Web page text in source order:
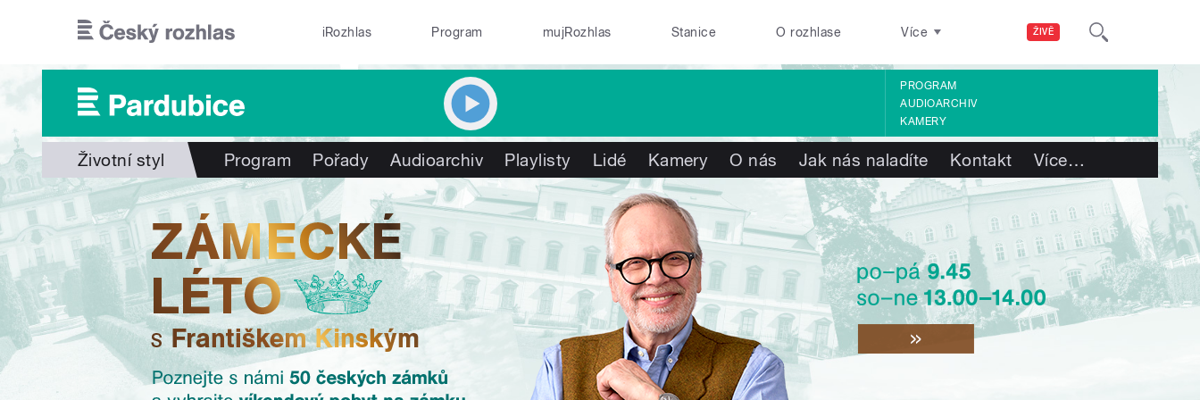
ŽIVĚ
iRozhlas Program mujRozhlas Stanice O rozhlase Více
PROGRAM
AUDIOARCHIV
KAMERY
Životní styl Program Pořady Audioarchiv Playlisty Lidé Kamery O nás Jak nás naladíte Kontakt Více…